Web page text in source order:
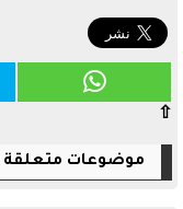
⇧
موضوعات متعلقة